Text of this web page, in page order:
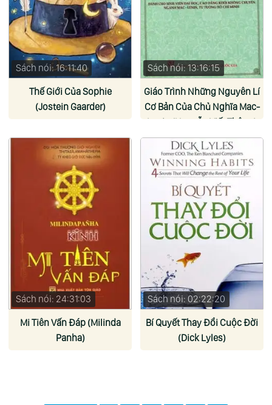
Sách nói: 16:11:40
Thế Giới Của Sophie
(Jostein Gaarder)
Sách nói: 13:16:15
Giáo Trình Những Nguyên Lí
Cơ Bản Của Chủ Nghĩa Mac-
Lenin (Nguyễn Viết Thông)
Sách nói: 24:31:03
Mi Tiên Vấn Đáp (Milinda
Panha)
Sách nói: 02:22:20
Bí Quyết Thay Đổi Cuộc Đời
(Dick Lyles)